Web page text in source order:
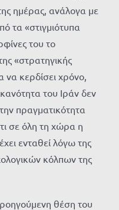
ημέρας, ανάλογα με
τα «στιγμιότυπα
του το
«στρατηγικής
να κερδίσει χρόνο,
του Ιράν δεν
πραγματικότητα
σε όλη τη χώρα η
ενταθεί λόγω της
κόλπων της
θέση του